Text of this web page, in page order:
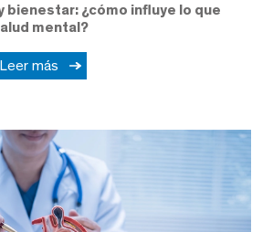
bienestar: ¿cómo influye lo que
mental?
Leer más